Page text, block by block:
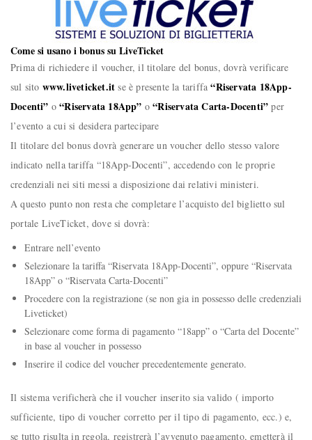
Come si usano i bonus su LiveTicket
Prima di richiedere il voucher, il titolare del bonus, dovrà verificare
sul sito www.liveticket.it se è presente la tariffa“Riservata 18App-
Docenti” o“Riservata 18App” o“Riservata Carta-Docenti” per
l’evento a cui si desidera partecipare
Il titolare del bonus dovrà generare un voucher dello stesso valore
indicato nella tariffa “18App-Docenti”, accedendo con le proprie
credenziali nei siti messi a disposizione dai relativi ministeri.
A questo punto non resta che completare l’acquisto del biglietto sul
portale LiveTicket, dove si dovrà:
Entrare nell’evento
Selezionare la tariffa “Riservata 18App-Docenti”, oppure “Riservata
18App” o “Riservata Carta-Docenti”
Procedere con la registrazione (se non gia in possesso delle credenziali
Liveticket)
Selezionare come forma di pagamento “18app” o “Carta del Docente”
in base al voucher in possesso
Inserire il codice del voucher precedentemente generato.
Il sistema verificherà che il voucher inserito sia valido ( importo
sufficiente, tipo di voucher corretto per il tipo di pagamento, ecc.) e,
se tutto risulta in regola, registrerà l’avvenuto pagamento, emetterà il